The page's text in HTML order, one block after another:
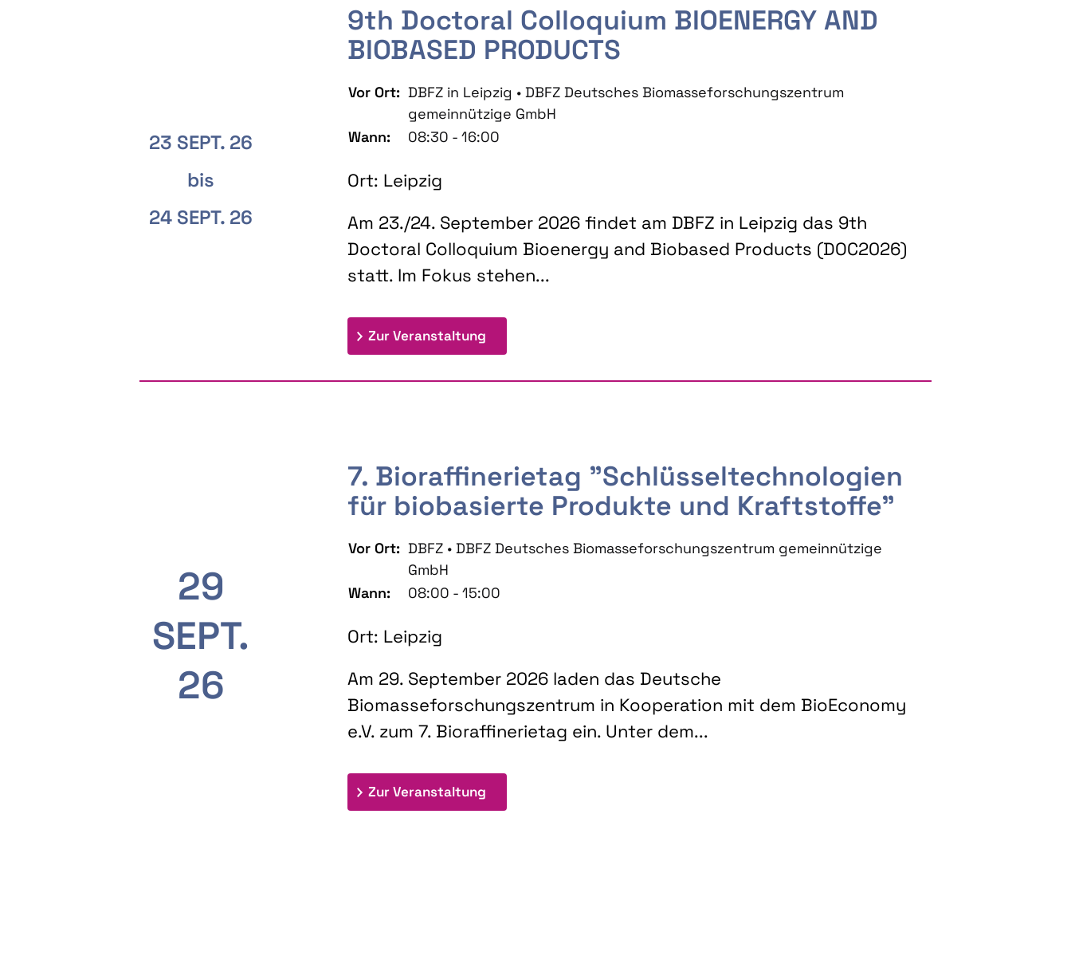
23 SEPT. 26
bis
24 SEPT. 26
9th Doctoral Colloquium BIOENERGY AND
BIOBASED PRODUCTS
Vor Ort: DBFZ in Leipzig • DBFZ Deutsches Biomasseforschungszentrum
gemeinnützige GmbH
Wann:
08:30 - 16:00
Ort: Leipzig
Am 23./24. September 2026 findet am DBFZ in Leipzig das 9th
Doctoral Colloquium Bioenergy and Biobased Products (DOC2026)
statt. Im Fokus stehen...
Zur Veranstaltung: 9th Doctoral Colloquium BIOENERGY AND BIOBASED PRODUCTS
29
SEPT.
26
7. Bioraffinerietag "Schlüsseltechnologien
für biobasierte Produkte und Kraftstoffe"
Vor Ort: DBFZ • DBFZ Deutsches Biomasseforschungszentrum gemeinnützige
GmbH
Wann:
08:00 - 15:00
Ort: Leipzig
Am 29. September 2026 laden das Deutsche
Biomasseforschungszentrum in Kooperation mit dem BioEconomy
e.V. zum 7. Bioraffinerietag ein. Unter dem...
Zur Veranstaltung: 7. Bioraffinerietag "Schlüsseltechnologien für biobasierte Produkte und Kraftstoffe"